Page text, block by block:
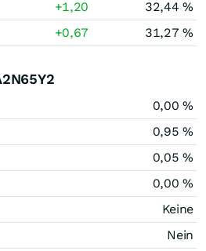
+1,20
32,44 %
+0,67 31,27 %
0,00 %
0,95 %
0,05 %
0,00 %
Keine
Nein